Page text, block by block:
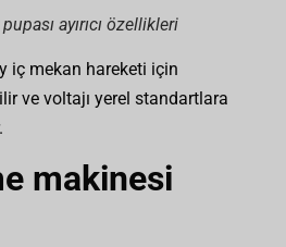
ayırıcı özellikleri
iç mekan hareketi için
ve voltajı yerel standartlara
makinesi